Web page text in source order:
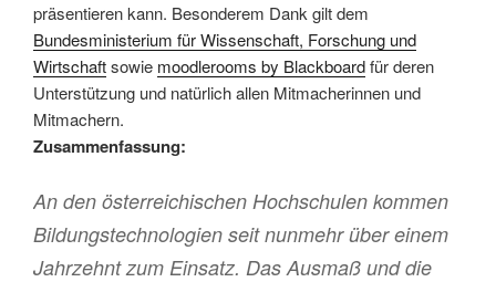
präsentieren kann. Besonderem Dank gilt dem
Bundesministerium für Wissenschaft, Forschung und
Wirtschaftsowie moodlerooms by Blackboardfür deren
Unterstützung und natürlich allen Mitmacherinnen und
Mitmachern.
Zusammenfassung:
An den österreichischen Hochschulen kommen
Bildungstechnologien seit nunmehr über einem
Jahrzehnt zum Einsatz. Das Ausmaß und die